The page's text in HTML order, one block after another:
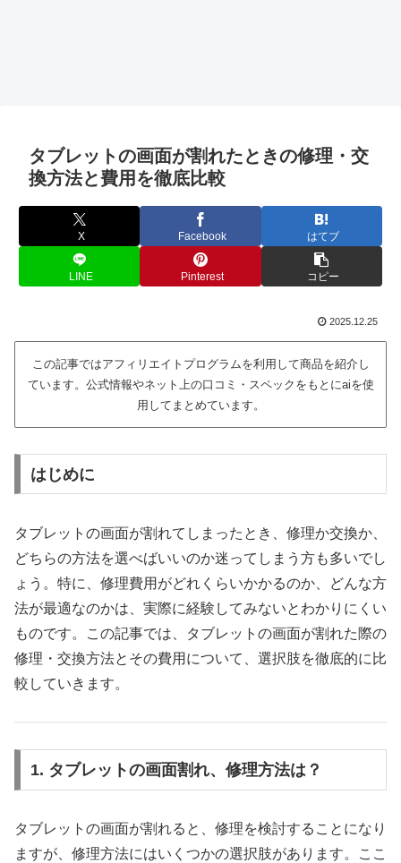
タブレットの画面が割れたときの修理・交
換方法と費用を徹底比較
X Facebook はてブ
LINE Pinterest コピー
2025.12.25
この記事ではアフィリエイトプログラムを利用して商品を紹介し
ています。公式情報やネット上の口コミ・スペックをもとにaiを使
用してまとめています。
はじめに
タブレットの画面が割れてしまったとき、修理か交換か、
どちらの方法を選べばいいのか迷ってしまう方も多いでし
ょう。特に、修理費用がどれくらいかかるのか、どんな方
法が最適なのかは、実際に経験してみないとわかりにくい
ものです。この記事では、タブレットの画面が割れた際の
修理・交換方法とその費用について、選択肢を徹底的に比
較していきます。
1. タブレットの画面割れ、修理方法は？
タブレットの画面が割れると、修理を検討することになり
ますが、修理方法にはいくつかの選択肢があります。ここ